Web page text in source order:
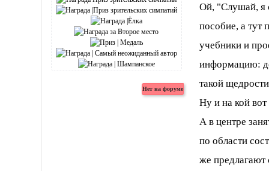
Ой, "Слушай, я
пособие, а тут
учебники и
информацию:
такой
Ну и на кой вот
А в центре
по области
же